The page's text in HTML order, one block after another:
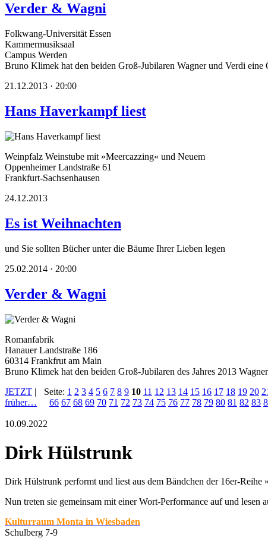
Verder & Wagni
Folkwang-Universität Essen
Kammermusiksaal
Campus Werden
Bruno Klimek hat den beiden Groß-Jubilaren Wagner und Verdi
21.12.2013 · 20:00
Hans Haverkampf liest
Weinpfalz Weinstube mit »Meercazzing« und Neuem
Oppenheimer Landstraße 61
Frankfurt-Sachsenhausen
24.12.2013
Es ist Weihnachten
und Sie sollten Bücher unter die Bäume Ihrer Lieben legen
25.02.2014 · 20:00
Verder & Wagni
Romanfabrik
Hanauer Landstraße 186
60314 Frankfrut am Main
Bruno Klimek hat den beiden Groß-Jubilaren des Jahres 2013
JETZT |
früher…
Seite: 1 2 3 4 5 6 7 8 9 10 11 12 13 14 15 16 17 18 19 20
66 67 68 69 70 71 72 73 74 75 76 77 78 79 80 81 82 83
10.09.2022
Dirk Hülstrunk
Dirk Hülstrunk performt und liest aus dem Bändchen der 16er-Reihe »
Nun treten sie gemeinsam mit einer Wort-Performance auf und lesen
Kulturraum Monta in Wiesbaden
Schulberg 7-9